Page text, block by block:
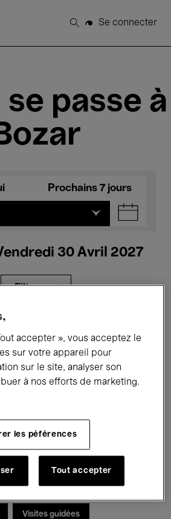
Rechercher
Se connecter
se passe à
Prochains 7 jours
30 Avril 2027
Filtres
Films Performances
Jazz
Kids’ Palace
Visites guidées
accepter », vous acceptez le
sur votre appareil pour
sur le site, analyser son
à nos efforts de marketing.
les péférences
Tout accepter